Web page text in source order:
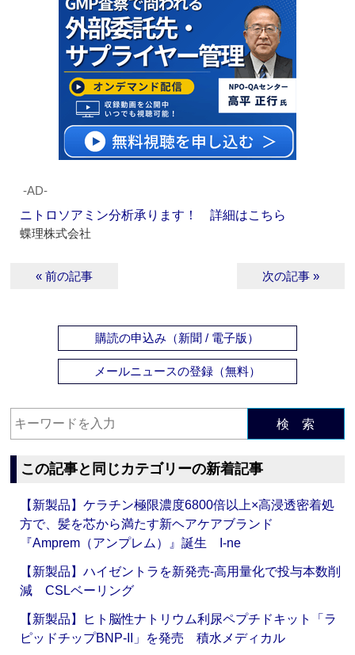
‐AD‐
ニトロソアミン分析承ります！ 詳細はこちら
蝶理株式会社
« 前の記事 次の記事 »
購読の申込み（新聞 / 電子版）
メールニュースの登録（無料）
検 索
この記事と同じカテゴリーの新着記事
【新製品】ケラチン極限濃度6800倍以上×高浸透密着処
方で、髪を芯から満たす新ヘアケアブランド
『Amprem（アンプレム）』誕生 I-ne
【新製品】ハイゼントラを新発売‐高用量化で投与本数削
減 CSLベーリング
【新製品】ヒト脳性ナトリウム利尿ペプチドキット「ラ
ピッドチップBNP-II」を発売 積水メディカル